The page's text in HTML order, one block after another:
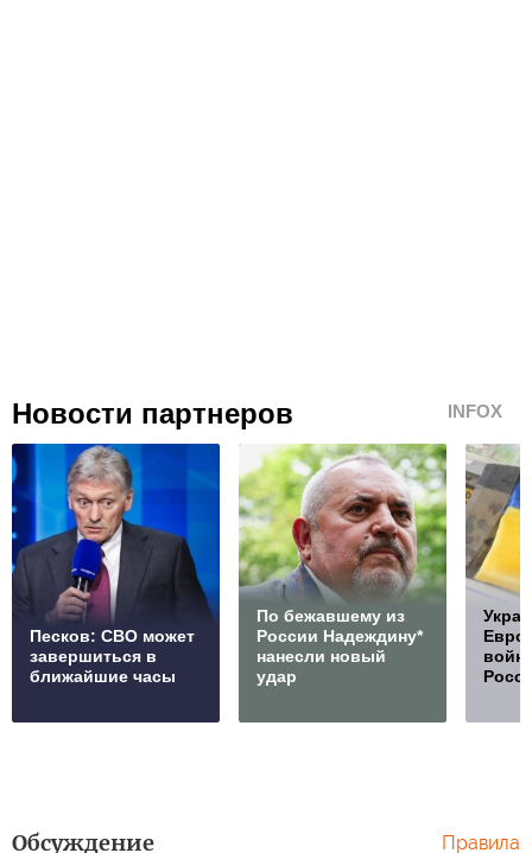
Новости партнеров INFOX
Песков: СВО может
завершиться в
ближайшие часы
По бежавшему из
России Надеждину*
нанесли новый
удар
Обсуждение Правила